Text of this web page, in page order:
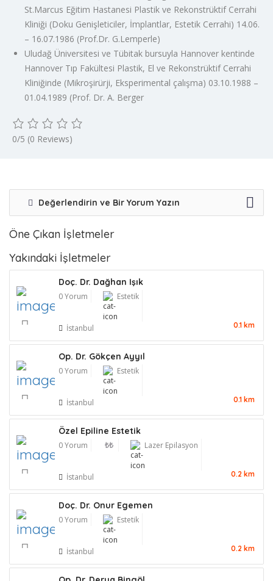
St.Marcus Eğitim Hastanesi Plastik ve Rekonstrüktif Cerrahi
Kliniği (Doku Genişleticiler, İmplantlar, Estetik Cerrahi) 14.06.
– 16.07.1986 (Prof.Dr. G.Lemperle)
Uludağ Üniversitesi ve Tübitak bursuyla Hannover kentinde
Hannover Tıp Fakültesi Plastik, El ve Rekonstrüktif Cerrahi
Kliniğinde (Mikroşirürji, Eksperimental çalışma) 03.10.1988 –
01.04.1989 (Prof. Dr. A. Berger
0/5 (0 Reviews)
Değerlendirin ve Bir Yorum Yazın
Öne Çıkan İşletmeler
Yakındaki İşletmeler
Doç. Dr. Dağhan Işık
0 Yorum Estetik
İstanbul 0.1 km
Op. Dr. Gökçen Ayyıl
0 Yorum Estetik
İstanbul 0.1 km
Özel Epiline Estetik
0 Yorum ₺₺ Lazer Epilasyon
İstanbul 0.2 km
Doç. Dr. Onur Egemen
0 Yorum Estetik
İstanbul 0.2 km